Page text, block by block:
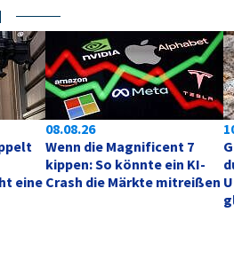
eine
08.08.26
Wenn die Magnificent 7
kippen: So könnte ein KI-
Crash die Märkte mitreißen